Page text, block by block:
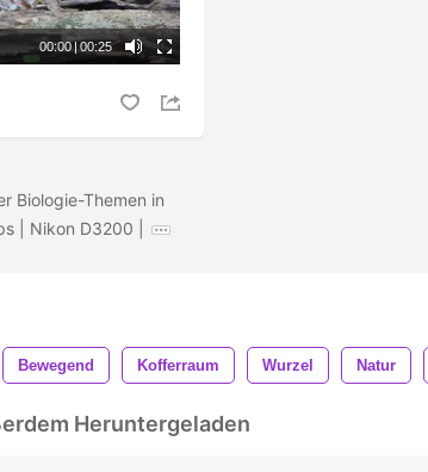
00:00 | 00:25
Biologie-Themen in
| Nikon D3200 |
Bewegend Kofferraum Wurzel Natur
Heruntergeladen